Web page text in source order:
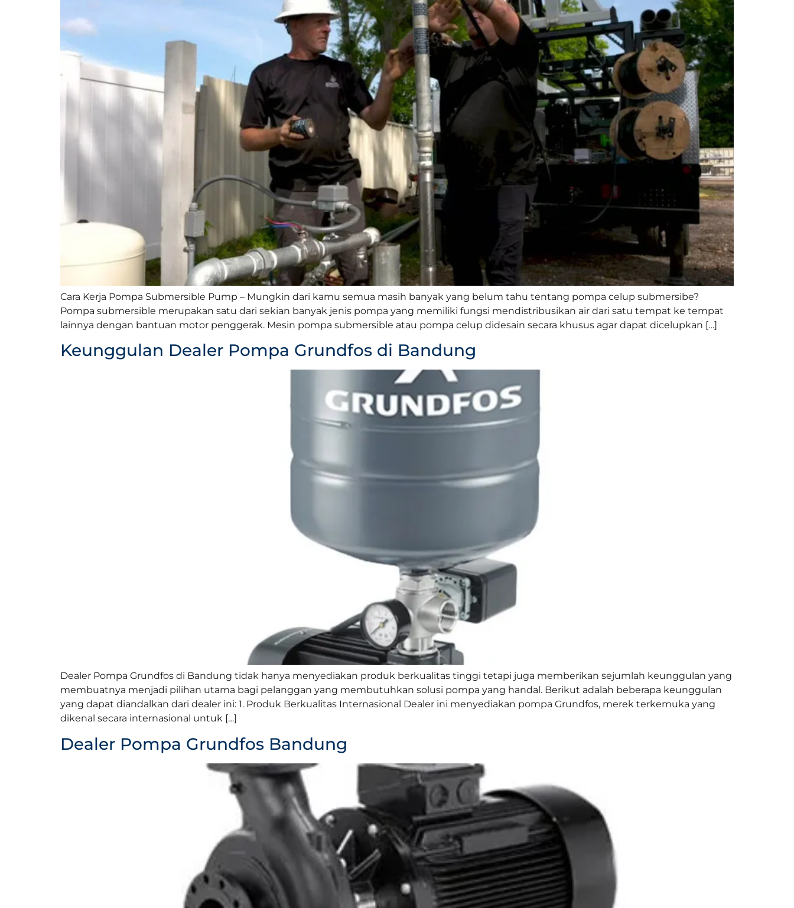
Cara Kerja Pompa Submersible Pump – Mungkin dari kamu semua masih banyak yang belum tahu tentang pompa celup submersibe?
Pompa submersible merupakan satu dari sekian banyak jenis pompa yang memiliki fungsi mendistribusikan air dari satu tempat ke tempat
lainnya dengan bantuan motor penggerak. Mesin pompa submersible atau pompa celup didesain secara khusus agar dapat dicelupkan […]
Keunggulan Dealer Pompa Grundfos di Bandung
Dealer Pompa Grundfos di Bandung tidak hanya menyediakan produk berkualitas tinggi tetapi juga memberikan sejumlah keunggulan yang
membuatnya menjadi pilihan utama bagi pelanggan yang membutuhkan solusi pompa yang handal. Berikut adalah beberapa keunggulan
yang dapat diandalkan dari dealer ini: 1. Produk Berkualitas Internasional Dealer ini menyediakan pompa Grundfos, merek terkemuka yang
dikenal secara internasional untuk […]
Dealer Pompa Grundfos Bandung